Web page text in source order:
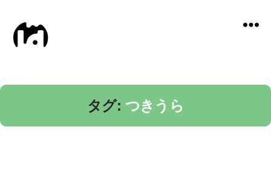
タグ: つきうら